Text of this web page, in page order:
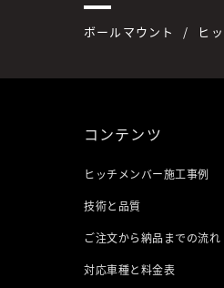
ボールマウント ヒ
コンテンツ
ヒッチメンバー施工事例
技術と品質
ご注文から納品までの流れ
対応車種と料金表